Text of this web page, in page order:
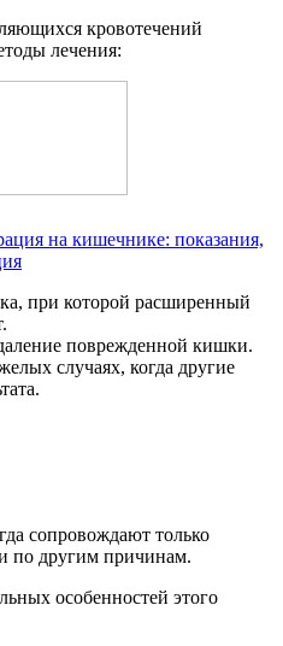
кровотечений
лечения:
на кишечнике: показания,
при которой расширенный
поврежденной кишки.
случаях, когда другие
сопровождают только
по другим причинам.
особенностей этого